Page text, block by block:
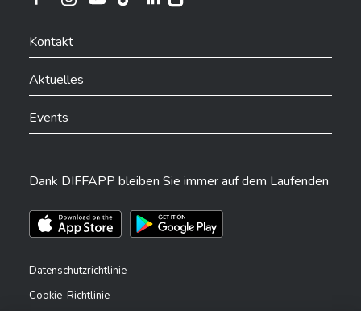
Ville de Differdange sur Instagram
Kontakt
Aktuelles
Events
Dank DIFFAPP bleiben Sie immer auf dem Laufenden
Téléchargez l'app sur l'App StoreTéléchargez l'app sur Play Store
Datenschutzrichtlinie
Cookie-Richtlinie